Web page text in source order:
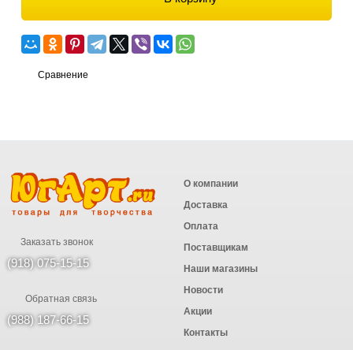
Сравнение
Заказать звонок
(918) 075-15-15
Обратная связь
(988) 187-66-15
О компании
Доставка
Оплата
Поставщикам
Наши магазины
Новости
Акции
Контакты